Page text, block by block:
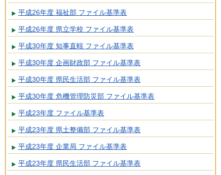
平成26年度 福祉部 ファイル基準表
平成26年度 県立学校 ファイル基準表
平成30年度 知事直轄 ファイル基準表
平成30年度 企画財政部 ファイル基準表
平成30年度 県民生活部 ファイル基準表
平成30年度 危機管理防災部 ファイル基準表
平成23年度 ファイル基準表
平成23年度 県土整備部 ファイル基準表
平成23年度 企業局 ファイル基準表
平成23年度 県民生活部 ファイル基準表